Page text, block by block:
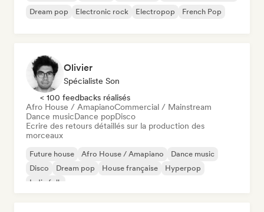
Dream pop
Electronic rock Electropop French Pop
Olivier
Spécialiste Son
< 100 feedbacks réalisés
Afro House / AmapianoCommercial / Mainstream
Dance musicDance popDisco
Ecrire des retours détaillés sur la production des
morceaux
Future house Afro House / Amapiano
Dance music
Disco
Dream pop House française
Hyperpop
Indie folk